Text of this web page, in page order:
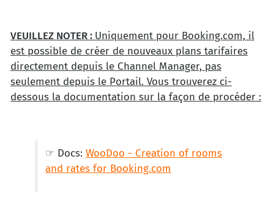
VEUILLEZ NOTER : Uniquement pour Booking.com, il
est possible de créer de nouveaux plans tarifaires
directement depuis le Channel Manager, pas
seulement depuis le Portail. Vous trouverez ci-
dessous la documentation sur la façon de procéder :
☞ Docs: WooDoo - Creation of rooms
and rates for Booking.com